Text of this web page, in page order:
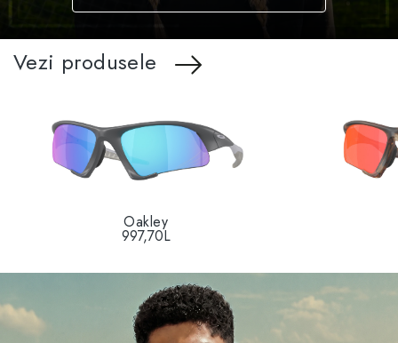
Vezi produsele
Oakley
997,70L